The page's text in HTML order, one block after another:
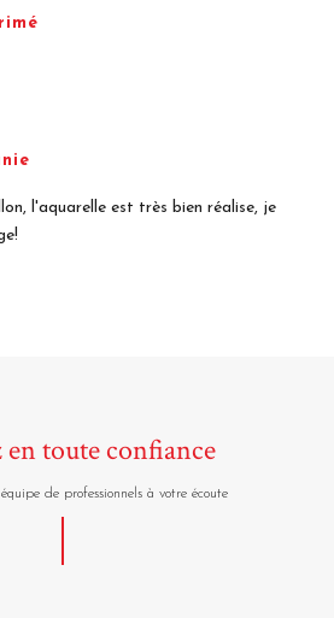
l'aquarelle est très bien réalise, je
en toute confiance
équipe de professionnels à votre écoute